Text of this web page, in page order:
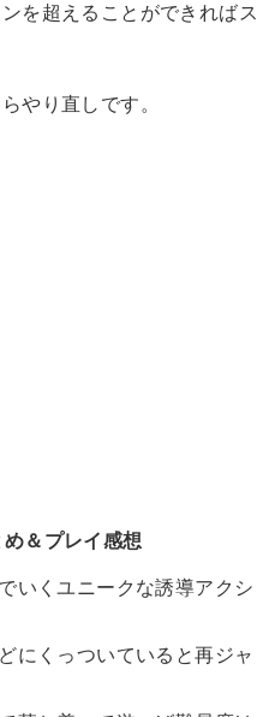
を超えることができればス
やり直しです。
＆プレイ感想
いくユニークな誘導アクシ
にくっついていると再ジャ